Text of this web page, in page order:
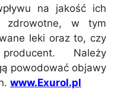
na jakość ich
zdrowotne, w tym
leki oraz to, czy
Należy
powodować objawy
www.Exurol.pl